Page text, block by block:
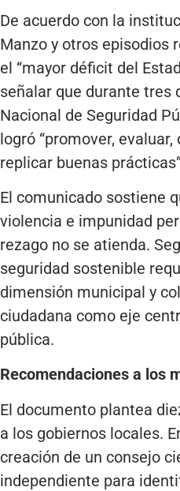
De acuerdo con la
Manzo y otros episodios
el “mayor déficit del
señalar que durante tres
Nacional de Seguridad
logró “promover,
replicar buenas
El comunicado sostiene
violencia e impunidad
rezago no se atienda.
seguridad sostenible
dimensión municipal y
ciudadana como eje
pública.
Recomendaciones a los
El documento plantea
a los gobiernos locales.
creación de un consejo
independiente para